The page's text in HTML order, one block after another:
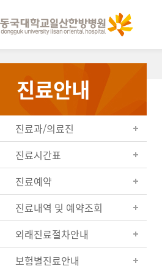
진료안내
진료과/의료진
진료시간표
진료예약
진료내역 및 예약조회
외래진료절차안내
보험별진료안내